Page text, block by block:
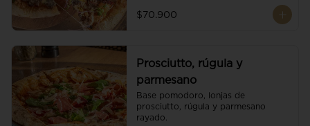
$70.900
Prosciutto, rúgula y
parmesano
Base pomodoro, lonjas de
prosciutto, rúgula y parmesano
rayado.